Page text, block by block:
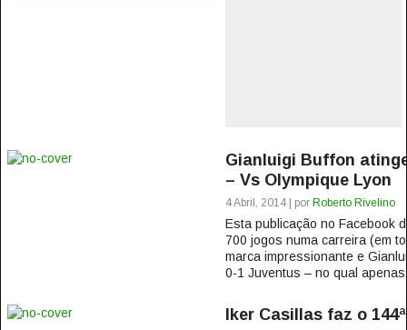
Gianluigi Buffon
– Vs Olympique Lyon
4 Abril, 2014 | por Roberto Rivelino
Esta publicação no Facebook
700 jogos numa carreira (em
marca impressionante e
0-1 Juventus – no qual
Iker Casillas faz o